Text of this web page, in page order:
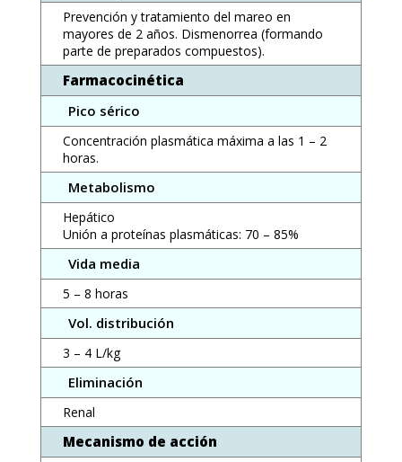
Prevención y tratamiento del mareo en
mayores de 2 años. Dismenorrea (formando
parte de preparados compuestos).
Farmacocinética
Pico sérico
Concentración plasmática máxima a las 1 – 2
horas.
Metabolismo
Hepático
Unión a proteínas plasmáticas: 70 – 85%
Vida media
5 – 8 horas
Vol. distribución
3 – 4 L/kg
Eliminación
Renal
Mecanismo de acción